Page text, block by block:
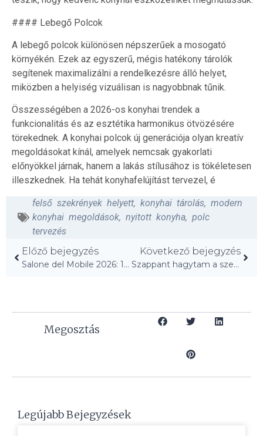
#### Lebegő Polcok
A lebegő polcok különösen népszerűek a mosogató
környékén. Ezek az egyszerű, mégis hatékony tárolók
segítenek maximalizálni a rendelkezésre álló helyet,
miközben a helyiség vizuálisan is nagyobbnak tűnik.
Összességében a 2026-os konyhai trendek a
funkcionalitás és az esztétika harmonikus ötvözésére
törekednek. A konyhai polcok új generációja olyan kreatív
megoldásokat kínál, amelyek nemcsak gyakorlati
előnyökkel járnak, hanem a lakás stílusához is tökéletesen
illeszkednek. Ha tehát konyhafelújítást tervezel, é
felső szekrények helyett, konyhai tárolás, modern
konyhai megoldások, nyitott konyha, polc
tervezés
Előző bejegyzés
Salone del Mobile 2026: 15 ötlet, ami ellaposította a luxust!
Következő bejegyzés
Szappant hagytam a szekrényben – váratlan változás!
Megosztás
Legújabb Bejegyzések